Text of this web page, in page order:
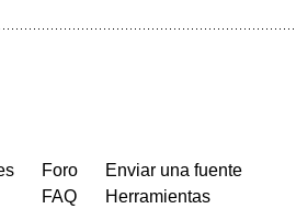
Foro
FAQ
Enviar una fuente
Herramientas